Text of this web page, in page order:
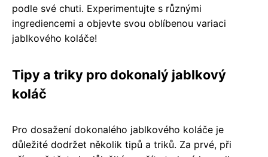
podle své chuti. Experimentujte s různými
ingrediencemi a objevte svou oblíbenou variaci
jablkového koláče!
Tipy a triky pro dokonalý jablkový
koláč
Pro dosažení dokonalého jablkového koláče je
důležité dodržet několik tipů a triků. Za prvé, při